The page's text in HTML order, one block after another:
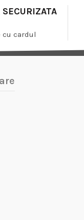
SECURIZATA
cu cardul